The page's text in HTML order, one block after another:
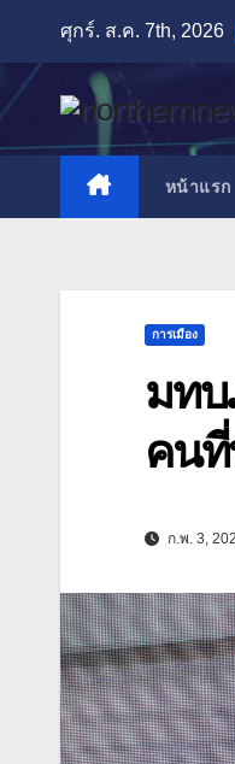
content
ศุกร์. ส.ค. 7th, 2026
หน้าแรก
การเมือง
มท
คน
ก.พ. 3,